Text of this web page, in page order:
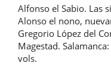
Alfonso el Sabio. Las
Alonso el nono,
Gregorio López del
Magestad.
vols.